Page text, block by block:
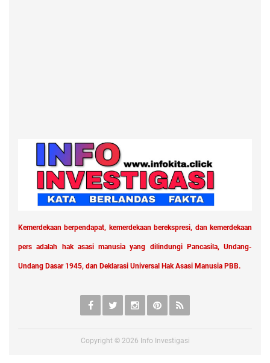
Kemerdekaan berpendapat, kemerdekaan berekspresi, dan kemerdekaan
pers adalah hak asasi manusia yang dilindungi Pancasila, Undang-
Undang Dasar 1945, dan Deklarasi Universal Hak Asasi Manusia PBB.
Copyright © 2026 Info Investigasi